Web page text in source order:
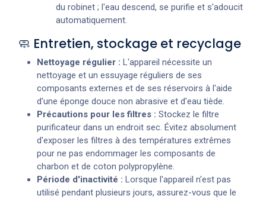
du robinet ; l'eau descend, se purifie et s'adoucit
automatiquement.
🧼 Entretien, stockage et recyclage
Nettoyage régulier : L'appareil nécessite un
nettoyage et un essuyage réguliers de ses
composants externes et de ses réservoirs à l'aide
d'une éponge douce non abrasive et d'eau tiède.
Précautions pour les filtres : Stockez le filtre
purificateur dans un endroit sec. Évitez absolument
d'exposer les filtres à des températures extrêmes
pour ne pas endommager les composants de
charbon et de coton polypropylène.
Période d'inactivité : Lorsque l'appareil n'est pas
utilisé pendant plusieurs jours, assurez-vous que le